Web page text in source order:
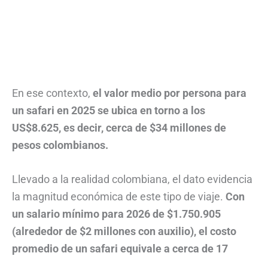
En ese contexto, el valor medio por persona para
un safari en 2025 se ubica en torno a los
US$8.625, es decir, cerca de $34 millones de
pesos colombianos.
Llevado a la realidad colombiana, el dato evidencia
la magnitud económica de este tipo de viaje. Con
un salario mínimo para 2026 de $1.750.905
(alrededor de $2 millones con auxilio), el costo
promedio de un safari equivale a cerca de 17